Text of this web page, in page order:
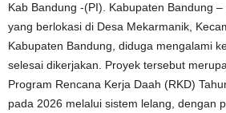
Kab Bandung -(PI). Kabupaten Bandung
yang berlokasi di Desa Mekarmanik,
Kabupaten Bandung, diduga mengalami
selesai dikerjakan. Proyek tersebut
Program Rencana Kerja Daah (RKD)
pada 2026 melalui sistem lelang, dengan